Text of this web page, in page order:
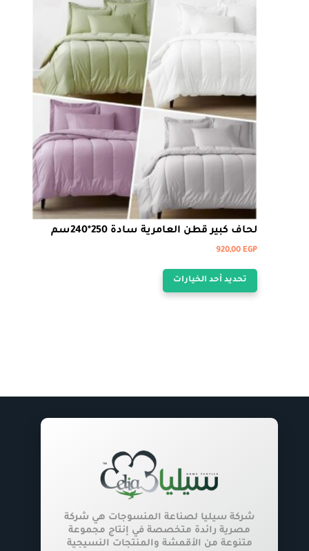
المنتج.
يمكن
اختيار
الخيارات
على
صفحة
لحاف كبير قطن العامرية سادة 250*240سم
920,00 EGP
تحديد أحد الخيارات
هناك
صفحة
المنتج
شركة سيليا لصناعة المنسوجات هي شركة
مصرية رائدة متخصصة في إنتاج مجموعة
متنوعة من الأقمشة والمنتجات النسيجية